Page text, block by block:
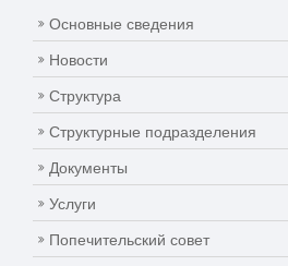
Основные сведения
Новости
Структура
Структурные подразделения
Документы
Услуги
Попечительский совет